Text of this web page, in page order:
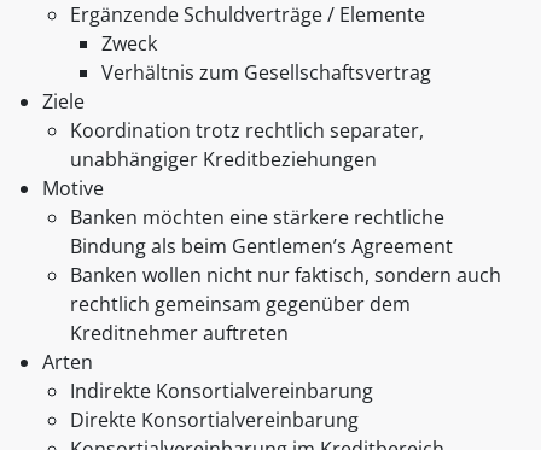
Ergänzende Schuldverträge / Elemente
Zweck
Verhältnis zum Gesellschaftsvertrag
Ziele
Koordination trotz rechtlich separater,
unabhängiger Kreditbeziehungen
Motive
Banken möchten eine stärkere rechtliche
Bindung als beim Gentlemen’s Agreement
Banken wollen nicht nur faktisch, sondern auch
rechtlich gemeinsam gegenüber dem
Kreditnehmer auftreten
Arten
Indirekte Konsortialvereinbarung
Direkte Konsortialvereinbarung